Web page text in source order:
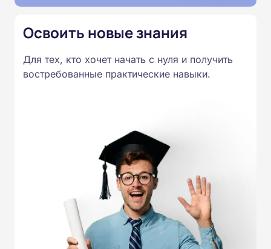
Освоить новые знания
Для тех, кто хочет начать с нуля и получить
востребованные практические навыки.